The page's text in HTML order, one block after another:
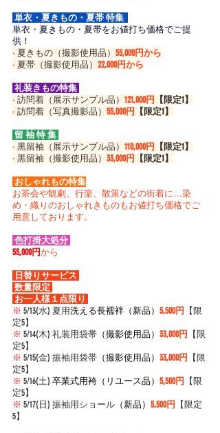
単衣・夏きもの・夏帯 特集
単衣・夏きもの・夏帯をお値打ち価格でご提
供！
- 夏きもの（撮影使用品） 55,000円から
- 夏帯（撮影使用品） 22,000円から
礼装きもの特集
- 訪問着（展示サンプル品） 121,000円 【限定1】
- 訪問着（写真撮影品） 55,000円 【限定1】
留 袖 特 集
- 黒留袖（展示サンプル品） 110,000円 【限定1】
- 黒留袖（撮影使用品） 33,000円 【限定1】
おしゃれもの特集
お茶会や観劇、行楽、散策などの街着に…染
め・織りのおしゃれきものもお値打ち価格でご
用意しております。
色打掛大処分
55,000円から
日替りサービス
数量限定
お一人様１点限り
※ 5/13(水) 夏用洗える長襦袢（新品） 5,500円 【限
定5】
※ 5/14(木) 礼装用袋帯 （撮影使用品） 33,000円 【限
定5】
※ 5/15(金) 振袖用袋帯 （撮影使用品） 33,000円 【限
定5】
※ 5/16(土) 卒業式用袴（リユース品） 5,500円 【限
定5】
※ 5/17(日) 振袖用ショール （新品） 5,500円 【限定
5】